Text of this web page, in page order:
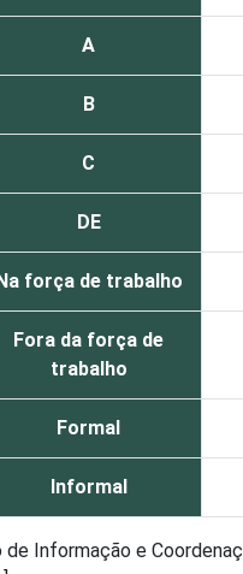
A
B
C
DE
força de trabalho
Fora da força de
trabalho
Formal
Informal
de Informação e